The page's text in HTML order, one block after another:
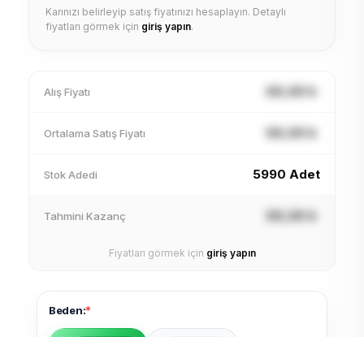
Karınızı belirleyip satış fiyatınızı hesaplayın. Detaylı
fiyatları görmek için giriş yapın.
Alış Fiyatı XX,XX ₺
Ortalama Satış Fiyatı XX,XX ₺
Stok Adedi 5990 Adet
Tahmini Kazanç XX,XX ₺
Fiyatları görmek için giriş yapın
Beden:*